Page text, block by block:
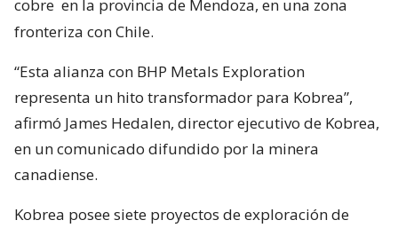
cobre en la provincia de Mendoza, en una zona
fronteriza con Chile.
“Esta alianza con BHP Metals Exploration
representa un hito transformador para Kobrea”,
afirmó James Hedalen, director ejecutivo de Kobrea,
en un comunicado difundido por la minera
canadiense.
Kobrea posee siete proyectos de exploración de